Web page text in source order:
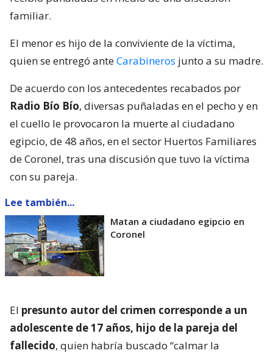
familiar.
El menor es hijo de la conviviente de la víctima,
quien se entregó anteCarabineros junto a su madre.
De acuerdo con los antecedentes recabados por
Radio Bío Bío, diversas puñaladas en el pecho y en
el cuello le provocaron la muerte al ciudadano
egipcio, de 48 años, en el sector Huertos Familiares
de Coronel, tras una discusión que tuvo la víctima
con su pareja.
Lee también...
Matan a ciudadano egipcio en
Coronel
El presunto autor del crimen corresponde a un
adolescente de 17 años, hijo de la pareja del
fallecido, quien habría buscado “calmar la